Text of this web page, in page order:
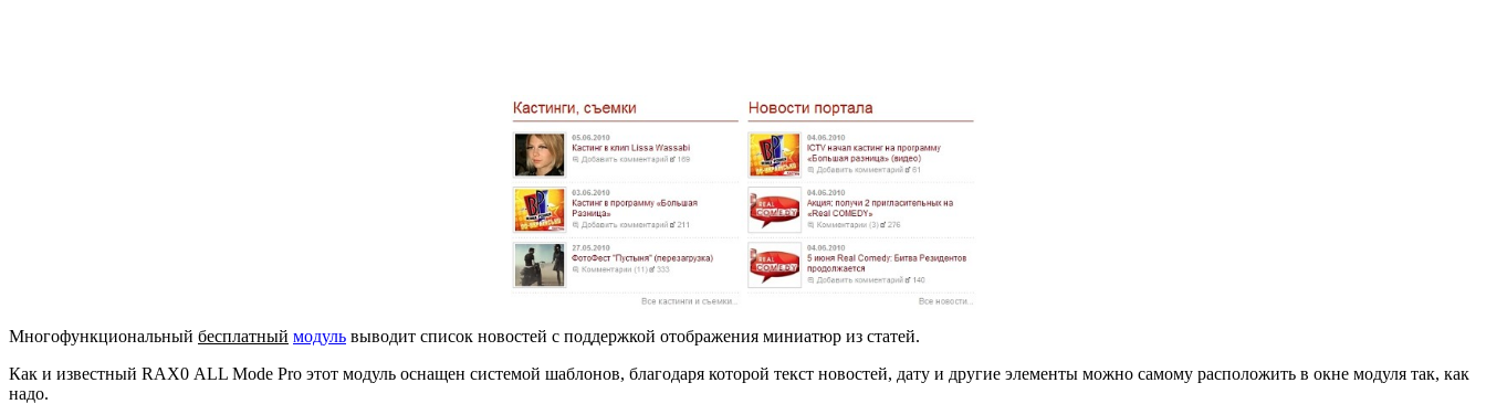
Многофункциональный бесплатный модуль выводит список новостей с поддержкой отображения миниатюр из статей.
Как и известный RAX0 АLL Mоde Prо этот модуль оснащен системой шаблонов, благодаря которой текст новостей, дату и другие элементы можно самому расположить в окне модуля так, как
надо.